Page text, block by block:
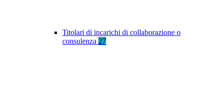
Titolari di incarichi di collaborazione o
consulenza 27